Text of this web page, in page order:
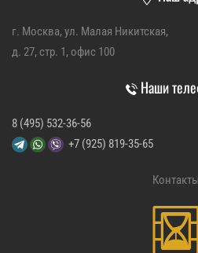
г. Москва, ул. Малая Никитская,
д. 27, стр. 1, офис 100
Наши
8 (495) 532-36-56
+7 (925) 819-35-65
Контакты